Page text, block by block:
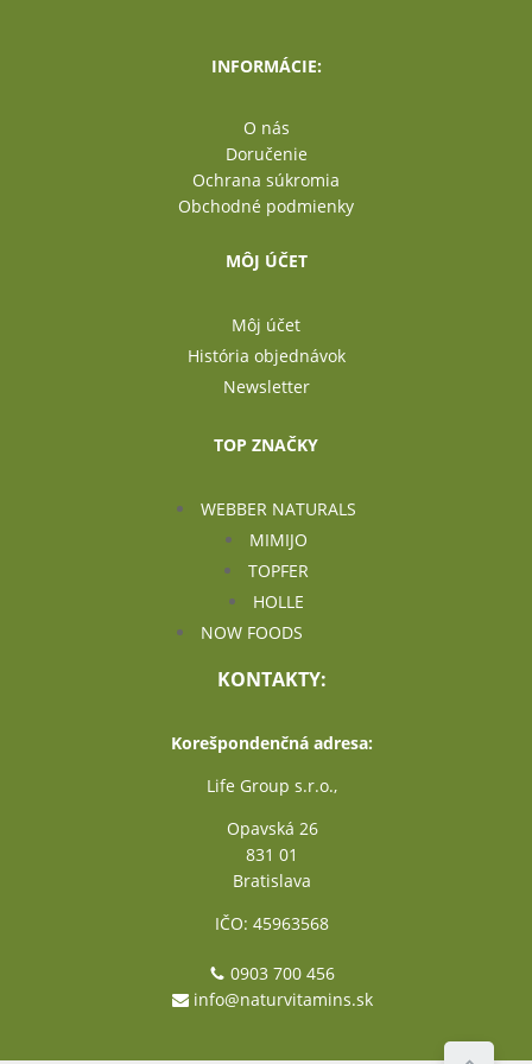
INFORMÁCIE:
O nás
Doručenie
Ochrana súkromia
Obchodné podmienky
MÔJ ÚČET
Môj účet
História objednávok
Newsletter
TOP ZNAČKY
WEBBER NATURALS
MIMIJO
TOPFER
HOLLE
NOW FOODS
KONTAKTY:
Korešpondenčná adresa:
Life Group s.r.o.,
Opavská 26
831 01
Bratislava
IČO: 45963568
0903 700 456
info@naturvitamins.sk